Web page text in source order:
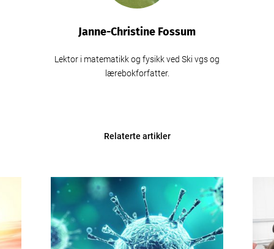
Janne-Christine Fossum
Lektor i matematikk og fysikk ved Ski vgs og
lærebokforfatter.
Relaterte artikler